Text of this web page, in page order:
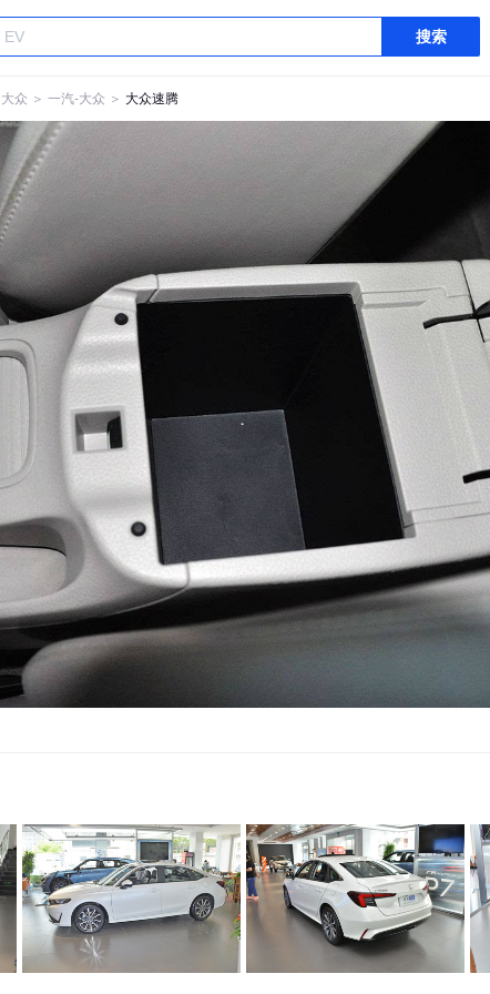
搜索
大众 ＞ 一汽-大众 ＞ 大众速腾